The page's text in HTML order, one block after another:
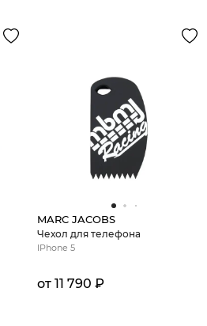
MARC JACOBS
Чехол для телефона
IPhone 5
от 11 790 ₽